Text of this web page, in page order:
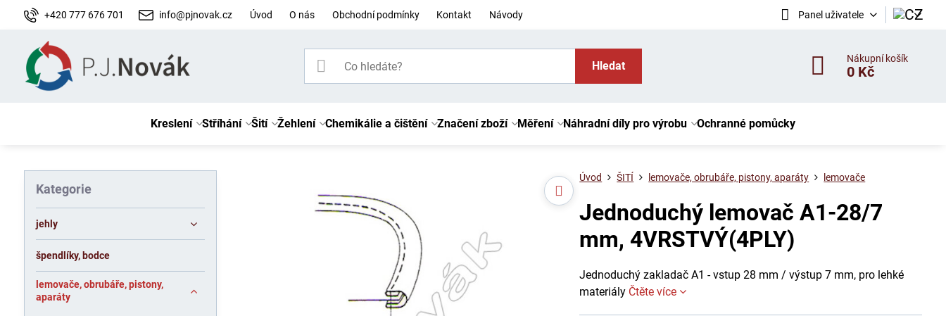
+420 777 676 701 info@pjnovak.cz Úvod O nás Obchodní podmínky Kontakt Návody Panel uživatele
Hledat
Nákupní košík
0 Kč
Kreslení Stříhání Šití Žehlení Chemikálie a čištění Značení zboží Měření Náhradní díly pro výrobu Ochranné pomůcky
Úvod ŠITÍ lemovače, obrubáře, pistony, aparáty lemovače
Jednoduchý lemovač A1-28/7
mm, 4VRSTVÝ(4PLY)
Jednoduchý zakladač A1 - vstup 28 mm / výstup 7 mm, pro lehké
materiály Čtěte více
Kategorie
jehly
špendlíky, bodce
lemovače, obrubáře, pistony,
aparáty